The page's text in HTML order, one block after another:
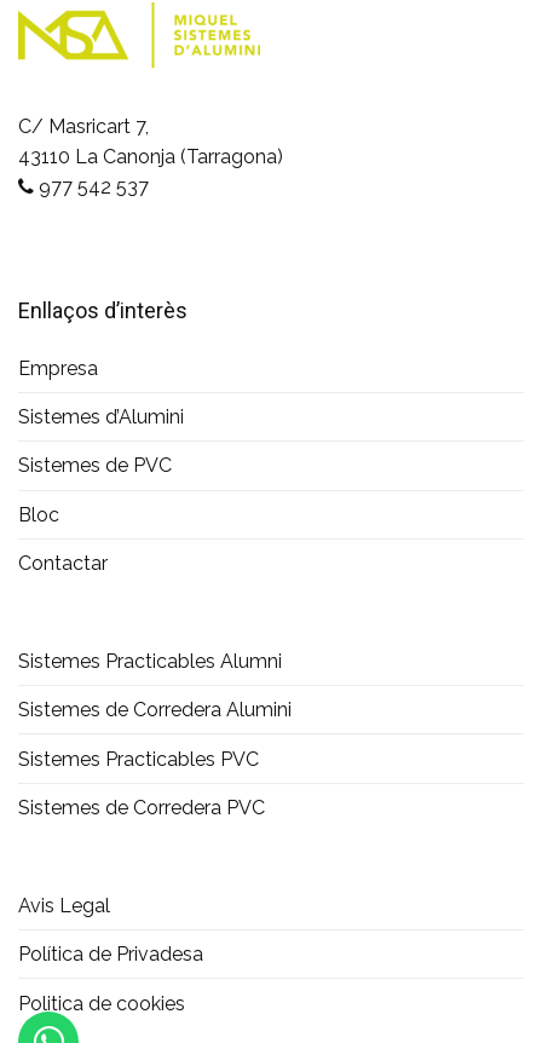
C/ Masricart 7,
43110 La Canonja (Tarragona)
977 542 537
Enllaços d’interès
Empresa
Sistemes d’Alumini
Sistemes de PVC
Bloc
Contactar
Sistemes Practicables Alumni
Sistemes de Corredera Alumini
Sistemes Practicables PVC
Sistemes de Corredera PVC
Avis Legal
Política de Privadesa
Politica de cookies